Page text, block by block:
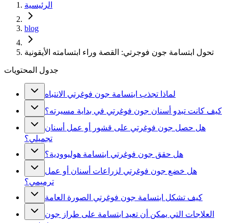
الرئيسية
blog
تحول ابتسامة جون فوجرتي: القصة وراء ابتسامته الأيقونية
جدول المحتويات
لماذا تجذب ابتسامة جون فوغرتي الانتباه
كيف كانت تبدو أسنان جون فوغرتي في بداية مسيرته؟
هل حصل جون فوغرتي على قشور أو عمل أسنان
تجميلي؟
هل حقق جون فوغرتي ابتسامة هوليوودية؟
هل خضع جون فوغرتي لزراعات أسنان أو عمل
ترميمي؟
كيف تشكل ابتسامة جون فوغرتي الصورة العامة
العلاجات التي يمكن أن تعيد ابتسامة على طراز جون